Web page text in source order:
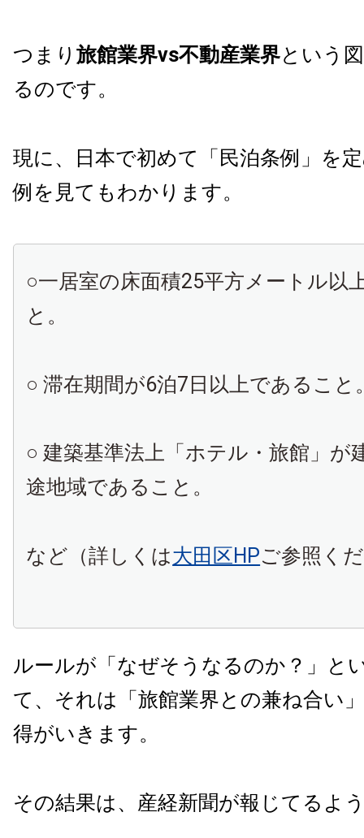
つまり 旅館業界vs不動産業界という
るのです。
現に、日本で初めて「民泊条例」を
例を見てもわかります。
○一居室の床面積25平方メートル以
と。
○ 滞在期間が6泊7日以上であること
○ 建築基準法上「ホテル・旅館」が
途地域であること。
など（詳しくは大田区HPご参照く
ルールが「なぜそうなるのか？」と
て、それは「旅館業界との兼ね合い
得がいきます。
その結果は、産経新聞が報じてるよ